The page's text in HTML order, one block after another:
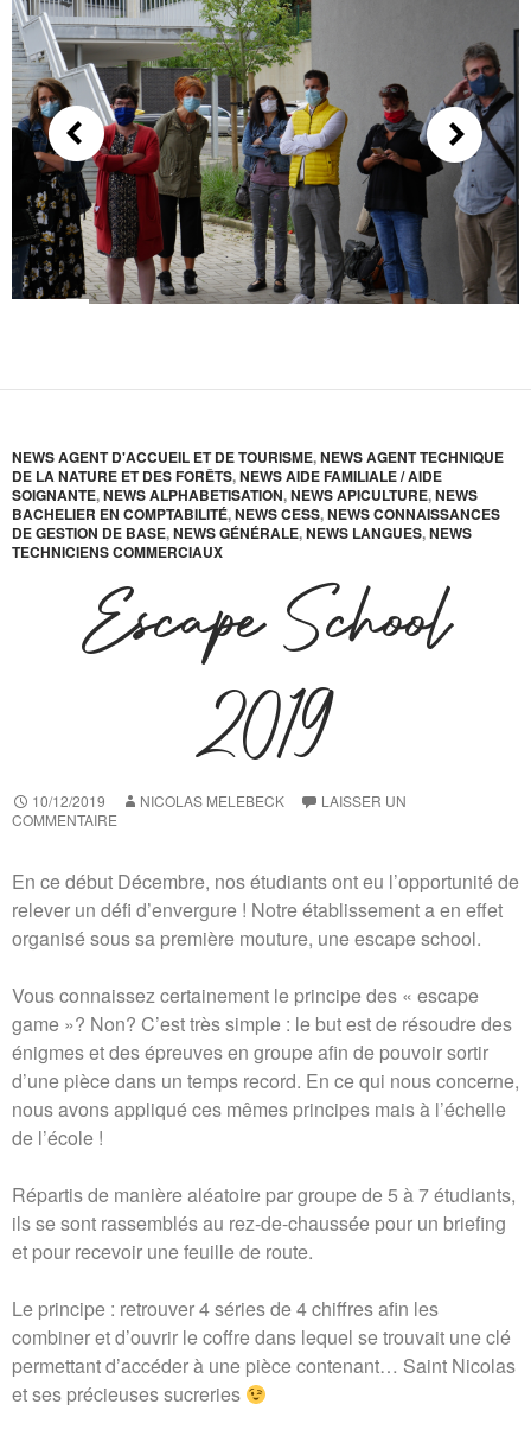
NEWS AGENT D'ACCUEIL ET DE TOURISME,NEWS AGENT TECHNIQUE
DE LA NATURE ET DES FORÊTS,NEWS AIDE FAMILIALE / AIDE
SOIGNANTE,NEWS ALPHABETISATION,NEWS APICULTURE,NEWS
BACHELIER EN COMPTABILITÉ,NEWS CESS,NEWS CONNAISSANCES
DE GESTION DE BASE,NEWS GÉNÉRALE,NEWS LANGUES,NEWS
TECHNICIENS COMMERCIAUX
Escape School
2019
10/12/2019 NICOLAS MELEBECK
LAISSER UN
COMMENTAIRE
En ce début Décembre, nos étudiants ont eu l’opportunité de
relever un défi d’envergure ! Notre établissement a en effet
organisé sous sa première mouture, une escape school.
Vous connaissez certainement le principe des « escape
game »? Non? C’est très simple : le but est de résoudre des
énigmes et des épreuves en groupe afin de pouvoir sortir
d’une pièce dans un temps record. En ce qui nous concerne,
nous avons appliqué ces mêmes principes mais à l’échelle
de l’école !
Répartis de manière aléatoire par groupe de 5 à 7 étudiants,
ils se sont rassemblés au rez-de-chaussée pour un briefing
et pour recevoir une feuille de route.
Le principe : retrouver 4 séries de 4 chiffres afin les
combiner et d’ouvrir le coffre dans lequel se trouvait une clé
permettant d’accéder à une pièce contenant… Saint Nicolas
et ses précieuses sucreries